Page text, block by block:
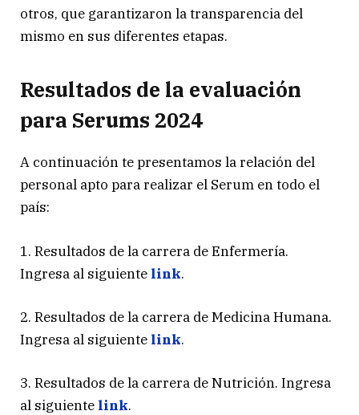
otros, que garantizaron la transparencia del
mismo en sus diferentes etapas.
Resultados de la evaluación
para Serums 2024
A continuación te presentamos la relación del
personal apto para realizar el Serum en todo el
país:
1. Resultados de la carrera de Enfermería.
Ingresa al siguiente link.
2. Resultados de la carrera de Medicina Humana.
Ingresa al siguiente link.
3. Resultados de la carrera de Nutrición. Ingresa
al siguiente link.